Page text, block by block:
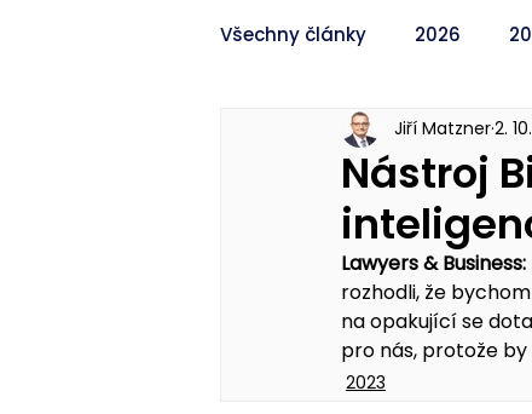
Všechny články 2026
Nástroj
Jiří Matzner2.
Lawyers & Business:
rozhodli, že
na opakující se
pro nás, protože
2023